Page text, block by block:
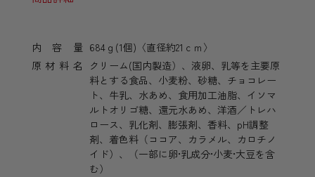
内容量 684ｇ(1個)〈直径約21ｃｍ〉
原材料名
クリーム(国内製造）、液卵、乳等を主要原
料とする食品、小麦粉、砂糖、チョコレー
ト、牛乳、水あめ、食用加工油脂、イソマ
ルトオリゴ糖、還元水あめ、洋酒／トレハ
ロース、乳化剤、膨張剤、香料、pH調整
剤、着色料（ココア、カラメル、カロチノ
イド）、（一部に卵•乳成分•小麦•大豆を含
む）